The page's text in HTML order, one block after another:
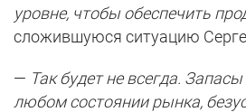
уровне, чтобы обеспечить
сложившуюся ситуацию
— Так будет не всегда.
любом состоянии рынка,